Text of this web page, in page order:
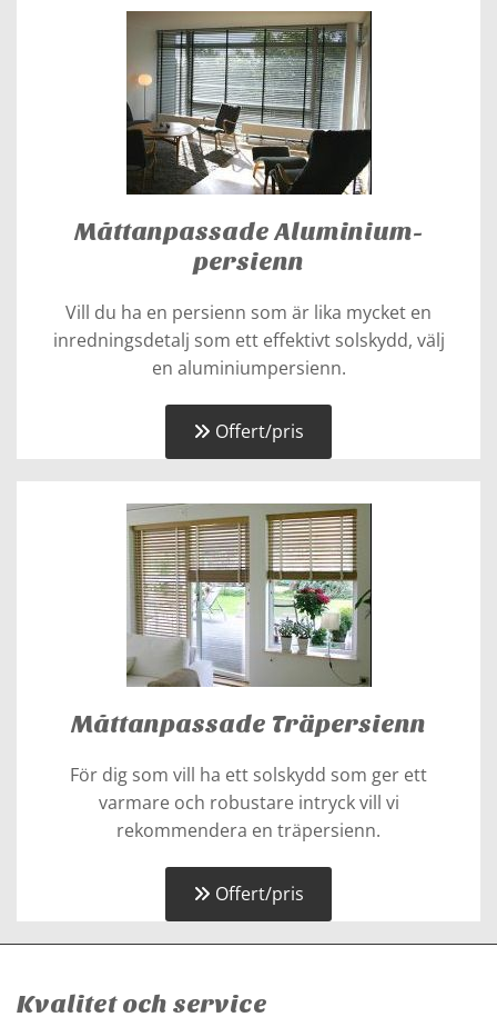
Måttanpassade Aluminium-
persienn
Vill du ha en persienn som är lika mycket en
inredningsdetalj som ett effektivt solskydd, välj
en aluminiumpersienn.
Offert/pris
Måttanpassade Träpersienn
För dig som vill ha ett solskydd som ger ett
varmare och robustare intryck vill vi
rekommendera en träpersienn.
Offert/pris
Kvalitet och service